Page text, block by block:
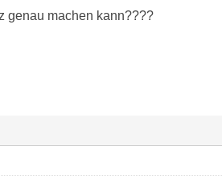
genau machen kann????